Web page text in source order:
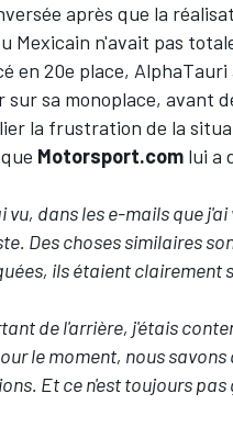
après que la
Mexicain n'avait pas
en 20e place, AlphaTauri
sa monoplace, avant
la frustration de la
Motorsport.com lui a
vu, dans les e-mails que
Des choses similaires
ils étaient clairement
de l'arrière, j'étais
le moment, nous savons
Et ce n'est toujours